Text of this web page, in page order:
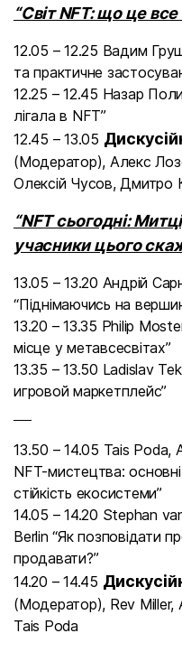
“Світ NFT: що це
12.05 – 12.25 Вадим
та практичне
12.25 – 12.45 Назар
лігала в NFT”
12.45 – 13.05
(Модератор), Алекс
Олексій Чусов, Дмитро
“NFT сьогодні:
учасники цього
13.05 – 13.20 Андрій
“Піднімаючись на
13.20 – 13.35 Philip
місце у метавсесвітах”
13.35 – 13.50 Ladislav
игровой маркетплейс”
13.50 – 14.05 Tais Poda,
NFT-мистецтва:
стійкість екосистеми”
14.05 – 14.20 Stephan
Berlin “Як позповідати
продавати?”
14.20 – 14.45
(Модератор), Rev Miller,
Tais Poda